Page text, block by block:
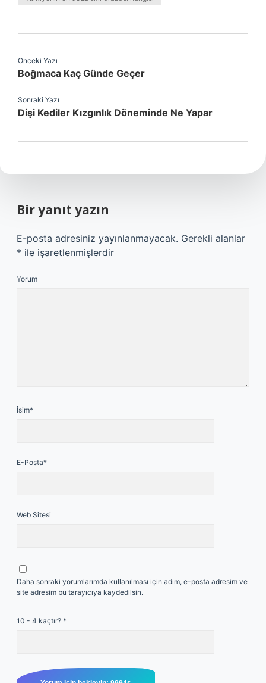
Önceki Yazı
Boğmaca Kaç Günde Geçer
Sonraki Yazı
Dişi Kediler Kızgınlık Döneminde Ne Yapar
Bir yanıt yazın
E-posta adresiniz yayınlanmayacak. Gerekli alanlar
* ile işaretlenmişlerdir
Yorum
İsim*
E-Posta*
Web Sitesi
Daha sonraki yorumlarımda kullanılması için adım, e-posta adresim ve
site adresim bu tarayıcıya kaydedilsin.
10 - 4 kaçtır? *